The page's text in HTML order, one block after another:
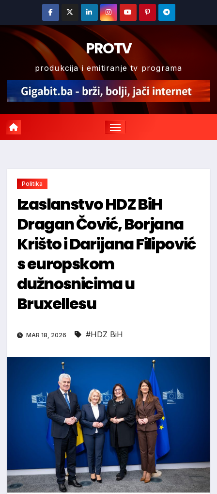
content
PROTV
produkcija i emitiranje tv programa
Politika
Izaslanstvo HDZ BiH
Dragan Čović, Borjana
Krišto i Darijana Filipović
s europskom
dužnosnicima u
Bruxellesu
MAR 18, 2026 #HDZ BiH